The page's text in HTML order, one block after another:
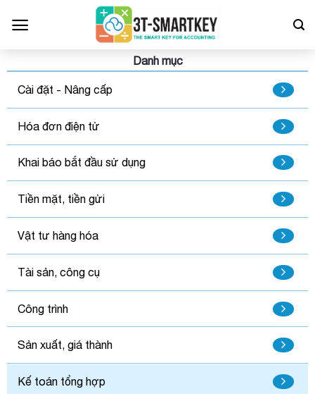
qua
Danh mục
Cài đặt - Nâng cấp
Hóa đơn điện tử
Khai báo bắt đầu sử dụng
Tiền mặt, tiền gửi
Vật tư hàng hóa
Tài sản, công cụ
Công trình
Sản xuất, giá thành
Kế toán tổng hợp